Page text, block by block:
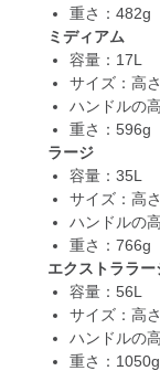
重さ：482g
ミディアム
容量：17L
サイズ：高
ハンドルの
重さ：596g
ラージ
容量：35L
サイズ：高
ハンドルの
重さ：766g
エクストララー
容量：56L
サイズ：高
ハンドルの
重さ：1050g